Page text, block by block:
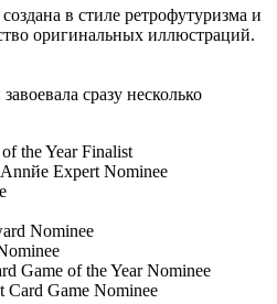
в стиле ретрофутуризма и
оригинальных иллюстраций.
сразу несколько
the Year Finalist
Expert Nominee
Nominee
Game of the Year Nominee
Card Game Nominee